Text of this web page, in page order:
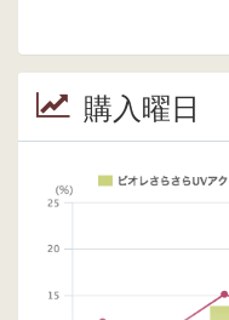
購入曜日